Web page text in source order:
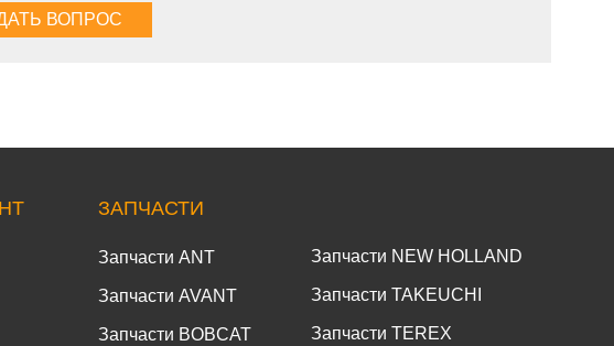
ЗАПЧАСТИ
Запчасти ANT
Запчасти AVANT
Запчасти BOBCAT
Запчасти NEW HOLLAND
Запчасти TAKEUCHI
Запчасти TEREX